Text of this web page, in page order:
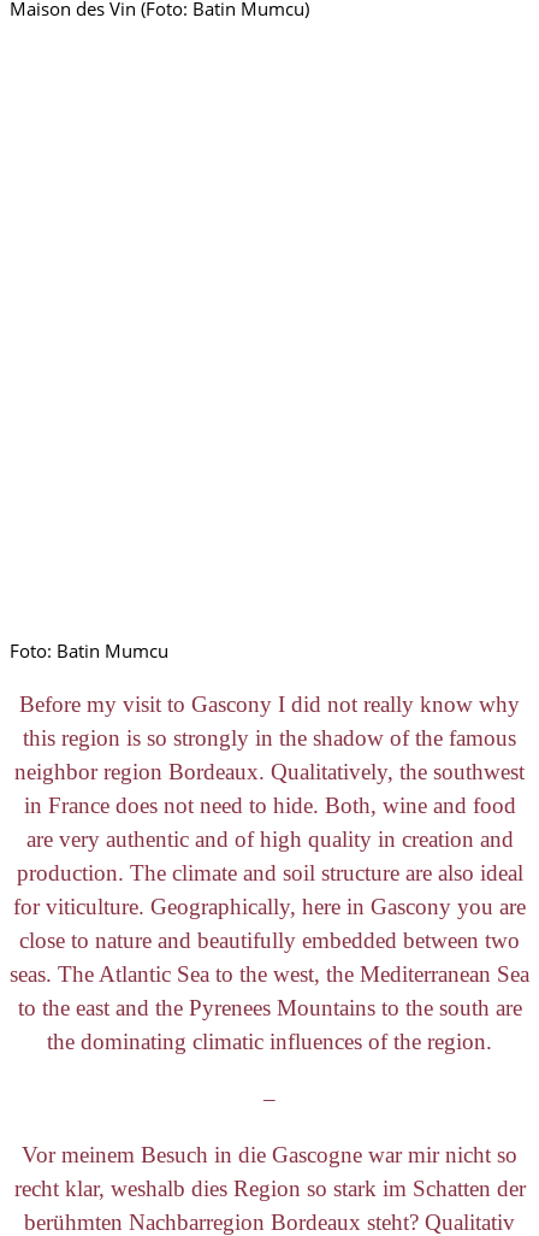
Maison des Vin (Foto: Batin Mumcu)
Foto: Batin Mumcu
Before my visit to Gascony I did not really know why
this region is so strongly in the shadow of the famous
neighbor region Bordeaux. Qualitatively, the southwest
in France does not need to hide. Both, wine and food
are very authentic and of high quality in creation and
production. The climate and soil structure are also ideal
for viticulture. Geographically, here in Gascony you are
close to nature and beautifully embedded between two
seas. The Atlantic Sea to the west, the Mediterranean Sea
to the east and the Pyrenees Mountains to the south are
the dominating climatic influences of the region.
–
Vor meinem Besuch in die Gascogne war mir nicht so
recht klar, weshalb dies Region so stark im Schatten der
berühmten Nachbarregion Bordeaux steht? Qualitativ